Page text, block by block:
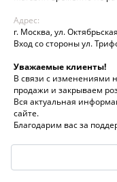
Адрес:
г. Москва, ул.
Вход со стороны ул.
Уважаемые клиенты!
В связи с изменениями
продажи и закрываем
Вся актуальная
сайте.
Благодарим вас за